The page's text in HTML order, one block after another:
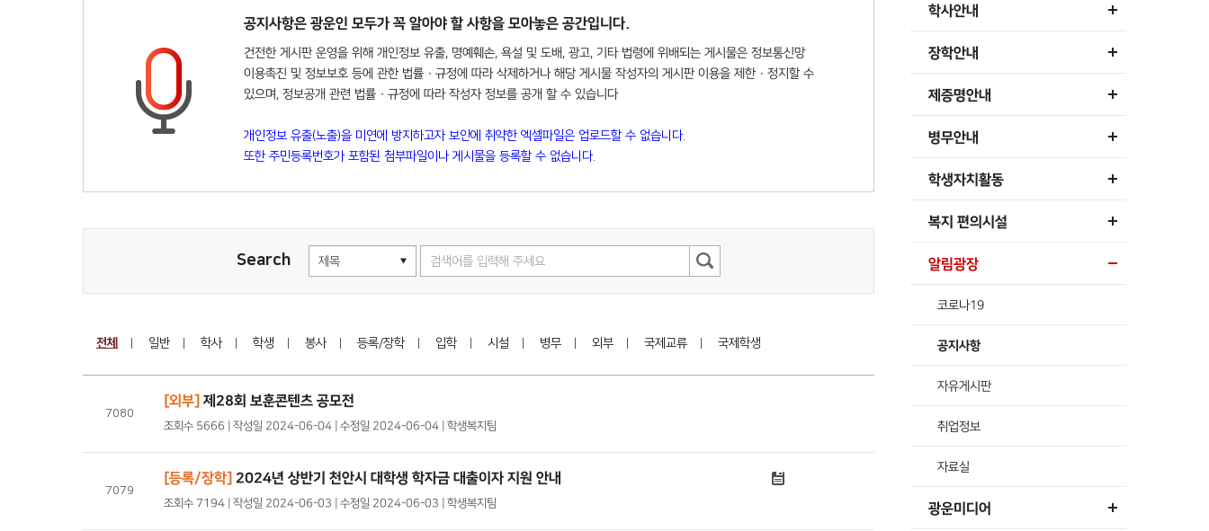
공지사항은 광운인 모두가 꼭 알아야 할 사항을 모아놓은 공간입니다.
건전한 게시판 운영을 위해 개인정보 유출, 명예훼손, 욕설 및 도배, 광고, 기타 법령에 위배되는 게시물은 정보통신망
이용촉진 및 정보보호 등에 관한 법률 · 규정에 따라 삭제하거나 해당 게시물 작성자의 게시판 이용을 제한 · 정지할 수
있으며, 정보공개 관련 법률 · 규정에 따라 작성자 정보를 공개 할 수 있습니다
개인정보 유출(노출)을 미연에 방지하고자 보안에 취약한 엑셀파일은 업로드할 수 없습니다.
또한 주민등록번호가 포함된 첨부파일이나 게시물을 등록할 수 없습니다.
Search
전체 일반 학사 학생 봉사 등록/장학 입학 시설 병무 외부 국제교류 국제학생
7080
[외부] 제28회 보훈콘텐츠 공모전
조회수 5666 | 작성일 2024-06-04 | 수정일 2024-06-04 | 학생복지팀
7079
[등록/장학] 2024년 상반기 천안시 대학생 학자금 대출이자 지원 안내
조회수 7194 | 작성일 2024-06-03 | 수정일 2024-06-03 | 학생복지팀
학사안내
장학안내
제증명안내
병무안내
학생자치활동
복지 편의시설
알림광장
코로나19
공지사항
자유게시판
취업정보
자료실
광운미디어